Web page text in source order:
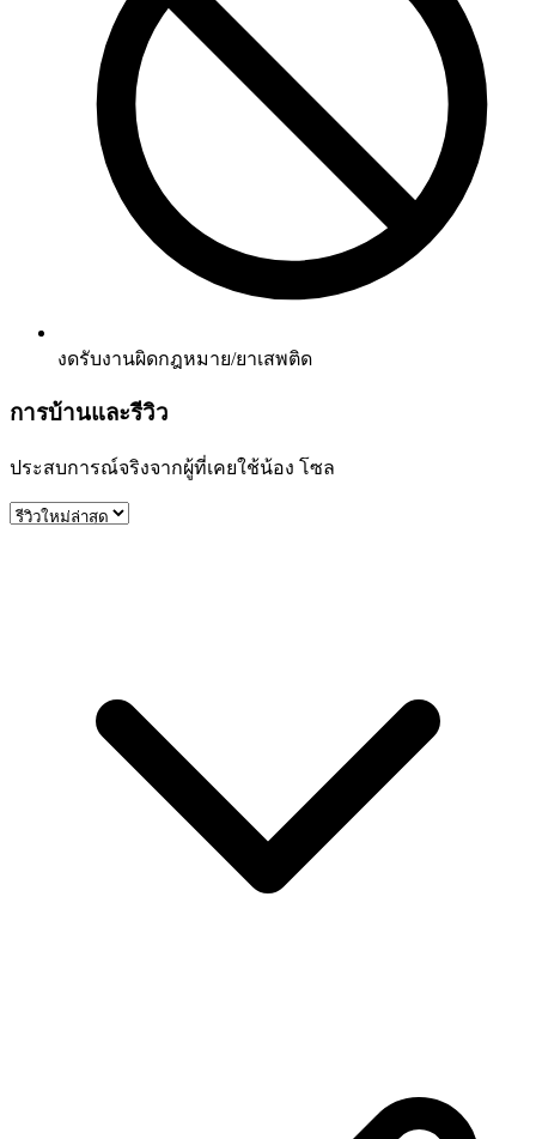
งดรับงานผิดกฎหมาย/ยาเสพติด
การบ้านและรีวิว
ประสบการณ์จริงจากผู้ที่เคยใช้น้อง โซล